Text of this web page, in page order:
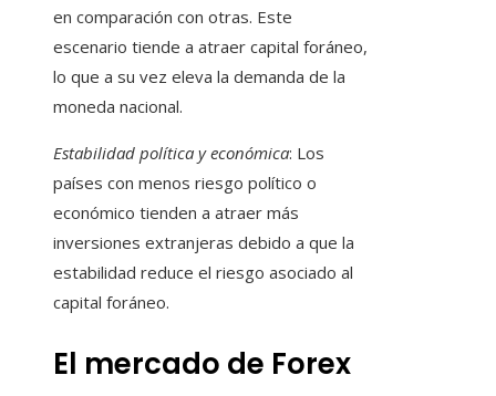
en comparación con otras. Este
escenario tiende a atraer capital foráneo,
lo que a su vez eleva la demanda de la
moneda nacional.
Estabilidad política y económica: Los
países con menos riesgo político o
económico tienden a atraer más
inversiones extranjeras debido a que la
estabilidad reduce el riesgo asociado al
capital foráneo.
El mercado de Forex